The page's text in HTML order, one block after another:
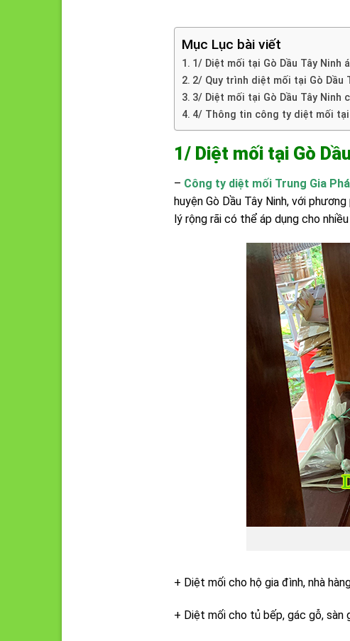
Mục Lục bài viết
1/ Diệt mối tại Gò Dầu Tây Ninh
2/ Quy trình diệt mối tại Gò Dầu
3/ Diệt mối tại Gò Dầu Tây Ninh
4/ Thông tin công ty diệt mối tại
1/ Diệt mối tại Gò
– Công ty diệt mối Trung Gia
huyện Gò Dầu Tây Ninh, với
lý rộng rãi có thể áp dụng cho
+ Diệt mối cho hộ gia đình, nhà
+ Diệt mối cho tủ bếp, gác gỗ, sàn